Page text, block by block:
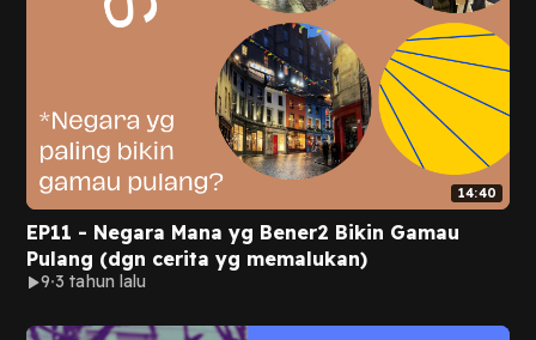
14:40
EP11 - Negara Mana yg Bener2 Bikin Gamau
Pulang (dgn cerita yg memalukan)
9 3 tahun lalu